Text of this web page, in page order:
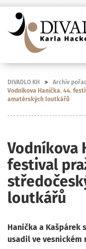
DIVADLO KH Archiv
Vodníkova Hanička. 44.
amatérských loutkářů
Vodníkova
festival
loutkářů
Hanička a Kašpárek
usadil ve vesnickém